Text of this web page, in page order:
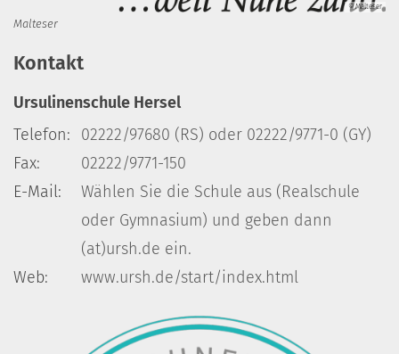
© Malteser
Malteser
Kontakt
Ursulinenschule Hersel
Telefon:
02222/97680 (RS) oder 02222/9771-0 (GY)
Fax:
02222/9771-150
E-Mail:
Wählen Sie die Schule aus (Realschule
oder Gymnasium) und geben dann
(at)ursh.de ein.
Web:
www.ursh.de/start/index.html